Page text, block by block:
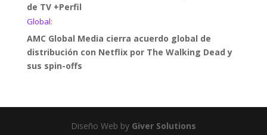
de TV +Perfil
Global:
AMC Global Media cierra acuerdo global de
distribución con Netflix por The Walking Dead y
sus spin-offs
Diseño Web by Giver Solutions